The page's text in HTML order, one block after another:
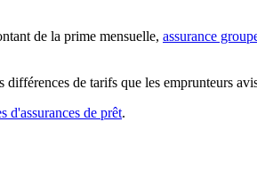
de la prime mensuelle, assurance
différences de tarifs que les emprunteurs
d'assurances de prêt.